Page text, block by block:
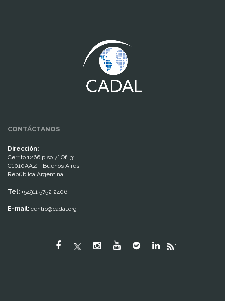
CONTÁCTANOS
Dirección:
Cerrito 1266 piso 7° Of. 31
C1010AAZ - Buenos Aires
República Argentina
Tel: +54911 5752 2406
E-mail: centro@cadal.org
"